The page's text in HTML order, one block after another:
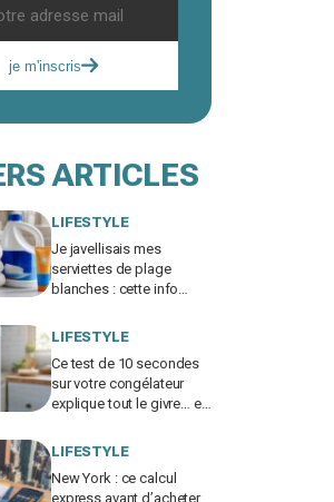
je m'inscris
ARTICLES
LIFESTYLE
Je javellisais mes
serviettes de plage
blanches : cette info
solaire explique les
LIFESTYLE
Ce test de 10 secondes
sur votre congélateur
explique tout le givre… et
trop
LIFESTYLE
New York : ce calcul
express avant d’acheter